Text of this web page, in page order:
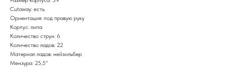
Cutaway: есть
Ориентация: под правую руку
Корпус: липа
Количество струн: 6
Количество ладов: 22
Материал ладов: нейзильбер
Мензура: 25,5"